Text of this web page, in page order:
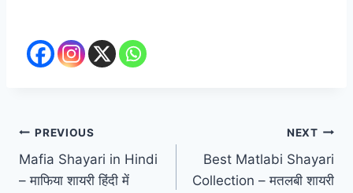
Post
navigation
PREVIOUS
Mafia Shayari in Hindi
– माफिया शायरी हिंदी में
NEXT
Best Matlabi Shayari
Collection – ​मतलबी शायरी